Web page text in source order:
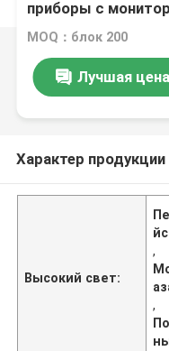
приборы с
MOQ：блок 200
Лучшая цена
Характер продукции
Высокий свет:
,
,